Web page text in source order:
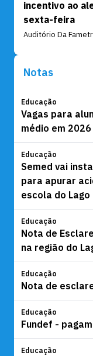
incentivo ao
sexta-feira
Auditório Da
Notas
Educação
Vagas para
médio em 2026
Educação
Semed vai
para apurar
escola do Lago
Educação
Nota de
na região do
Educação
Nota de
Educação
Fundef -
Educação